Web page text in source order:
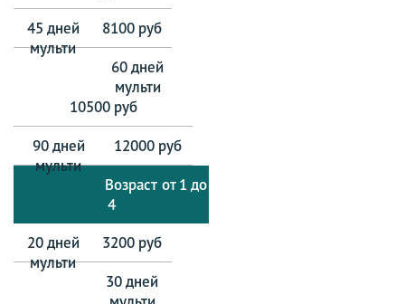
8100 руб
10500 руб
12000 руб
от 1 до
4
3200 руб